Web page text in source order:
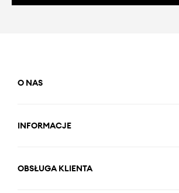
O NAS
INFORMACJE
OBSŁUGA KLIENTA